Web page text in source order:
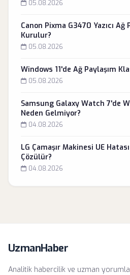
05.08.2026
Canon Pixma G3470 Yazıcı Ağ
Kurulur?
05.08.2026
Windows 11'de Ağ Paylaşım
05.08.2026
Samsung Galaxy Watch 7'de
Neden Gelmiyor?
04.08.2026
LG Çamaşır Makinesi UE
Çözülür?
04.08.2026
UzmanHaber
Analitik habercilik ve uzman